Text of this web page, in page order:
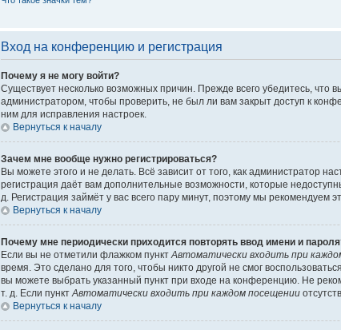
Вход на конференцию и регистрация
Почему я не могу войти?
Существует несколько возможных причин. Прежде всего убедитесь,
администратором, чтобы проверить, не был ли вам закрыт доступ к
ним для исправления настроек.
Вернуться к началу
Зачем мне вообще нужно регистрироваться?
Вы можете этого и не делать. Всё зависит от того, как администратор
регистрация даёт вам дополнительные возможности, которые
д. Регистрация займёт у вас всего пару минут, поэтому мы рекомендуем
Вернуться к началу
Почему мне периодически приходится повторять ввод имени и
Если вы не отметили флажком пунктАвтоматически входить при
время. Это сделано для того, чтобы никто другой не смог
вы можете выбрать указанный пункт при входе на конференцию. Не
т. д. Если пунктАвтоматически входить при каждом посещении
Вернуться к началу